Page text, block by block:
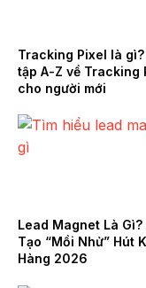
Tracking Pixel là
tập A-Z về Tracking
cho người mới
Lead Magnet Là Gì?
Tạo “Mồi Nhử” Hút
Hàng 2026